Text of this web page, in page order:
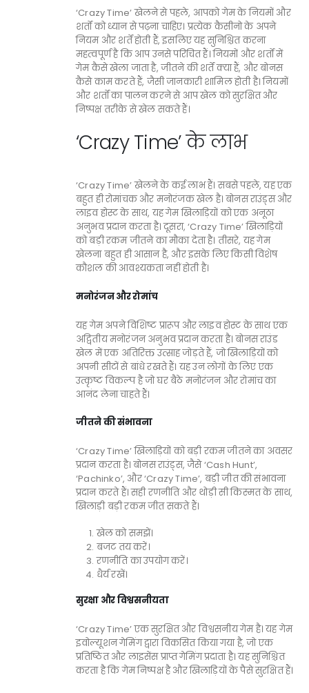
‘Crazy Time’ खेलने से पहले, आपको गेम के नियमों और
शर्तों को ध्यान से पढ़ना चाहिए। प्रत्येक कैसीनो के अपने
नियम और शर्तें होती हैं, इसलिए यह सुनिश्चित करना
महत्वपूर्ण है कि आप उनसे परिचित हैं। नियमों और शर्तों में
गेम कैसे खेला जाता है, जीतने की शर्तें क्या हैं, और बोनस
कैसे काम करते हैं, जैसी जानकारी शामिल होती है। नियमों
और शर्तों का पालन करने से आप खेल को सुरक्षित और
निष्पक्ष तरीके से खेल सकते हैं।
‘Crazy Time’ के लाभ
‘Crazy Time’ खेलने के कई लाभ हैं। सबसे पहले, यह एक
बहुत ही रोमांचक और मनोरंजक खेल है। बोनस राउंड्स और
लाइव होस्ट के साथ, यह गेम खिलाड़ियों को एक अनूठा
अनुभव प्रदान करता है। दूसरा, ‘Crazy Time’ खिलाड़ियों
को बड़ी रकम जीतने का मौका देता है। तीसरे, यह गेम
खेलना बहुत ही आसान है, और इसके लिए किसी विशेष
कौशल की आवश्यकता नहीं होती है।
मनोरंजन और रोमांच
यह गेम अपने विशिष्ट प्रारूप और लाइव होस्ट के साथ एक
अद्वितीय मनोरंजन अनुभव प्रदान करता है। बोनस राउंड
खेल में एक अतिरिक्त उत्साह जोड़ते हैं, जो खिलाड़ियों को
अपनी सीटों से बांधे रखते हैं। यह उन लोगों के लिए एक
उत्कृष्ट विकल्प है जो घर बैठे मनोरंजन और रोमांच का
आनंद लेना चाहते हैं।
जीतने की संभावना
‘Crazy Time’ खिलाड़ियों को बड़ी रकम जीतने का अवसर
प्रदान करता है। बोनस राउंड्स, जैसे ‘Cash Hunt’,
‘Pachinko’, और ‘Crazy Time’, बड़ी जीत की संभावना
प्रदान करते हैं। सही रणनीति और थोड़ी सी किस्मत के साथ,
खिलाड़ी बड़ी रकम जीत सकते हैं।
खेल को समझें।
बजट तय करें।
रणनीति का उपयोग करें।
धैर्य रखें।
सुरक्षा और विश्वसनीयता
‘Crazy Time’ एक सुरक्षित और विश्वसनीय गेम है। यह गेम
इवोल्यूशन गेमिंग द्वारा विकसित किया गया है, जो एक
प्रतिष्ठित और लाइसेंस प्राप्त गेमिंग प्रदाता है। यह सुनिश्चित
करता है कि गेम निष्पक्ष है और खिलाड़ियों के पैसे सुरक्षित हैं।